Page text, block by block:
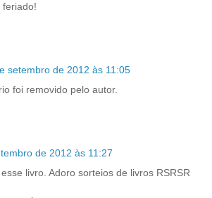
feriado!
setembro de 2012 às 11:05
foi removido pelo autor.
de 2012 às 11:27
livro. Adoro sorteios de livros RSRSR